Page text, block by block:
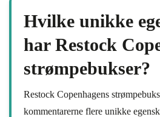
Hvilke unikke
har Restock
strømpebukser?
Restock Copenhagens
kommentarerne flere unikke